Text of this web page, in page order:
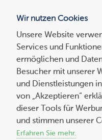
Suchen
nach:
Wie installiere ich
cPanel auf meinem
Wir nutzen Cookies
Unsere Website
Services und
ermöglichen und
Besucher mit unserer
und Dienstleistungen
von „Akzeptieren“
dieser Tools für
und stimmen unserer
Erfahren Sie mehr.